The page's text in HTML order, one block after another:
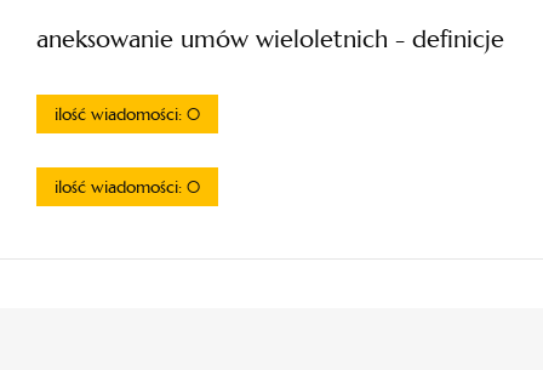
aneksowanie umów wieloletnich - definicje
ilość wiadomości: 0
ilość wiadomości: 0